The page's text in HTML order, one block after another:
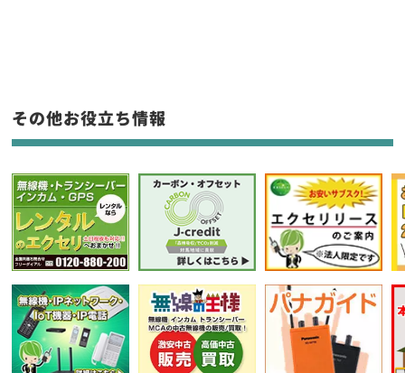
フリーワード入力(製品名等)
選択条件をリセット
その他お役立ち情報